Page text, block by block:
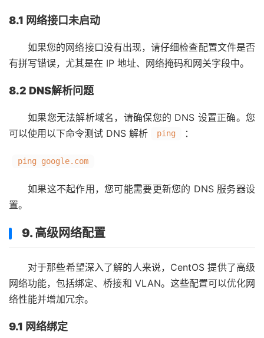
8.1 网络接口未启动
如果您的网络接口没有出现，请仔细检查配置文件是否
有拼写错误，尤其是在 IP 地址、网络掩码和网关字段中。
8.2 DNS解析问题
如果您无法解析域名，请确保您的 DNS 设置正确。您
可以使用以下命令测试 DNS 解析
ping ：
ping google.com
如果这不起作用，您可能需要更新您的 DNS 服务器设
置。
9. 高级网络配置
对于那些希望深入了解的人来说，CentOS 提供了高级
网络功能，包括绑定、桥接和 VLAN。这些配置可以优化网
络性能并增加冗余。
9.1 网络绑定